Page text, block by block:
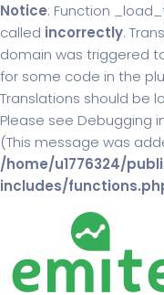
Notice: Function
called incorrectly.
domain was triggered
for some code in the
Translations should be
Please see Debugging
(This message was
/home/u1776324/
includes/